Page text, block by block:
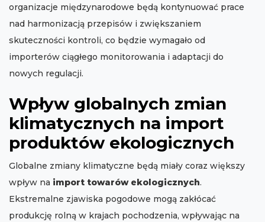
organizacje międzynarodowe będą kontynuować prace
nad harmonizacją przepisów i zwiększaniem
skuteczności kontroli, co będzie wymagało od
importerów ciągłego monitorowania i adaptacji do
nowych regulacji.
Wpływ globalnych zmian
klimatycznych na import
produktów ekologicznych
Globalne zmiany klimatyczne będą miały coraz większy
wpływ na import towarów ekologicznych.
Ekstremalne zjawiska pogodowe mogą zakłócać
produkcję rolną w krajach pochodzenia, wpływając na